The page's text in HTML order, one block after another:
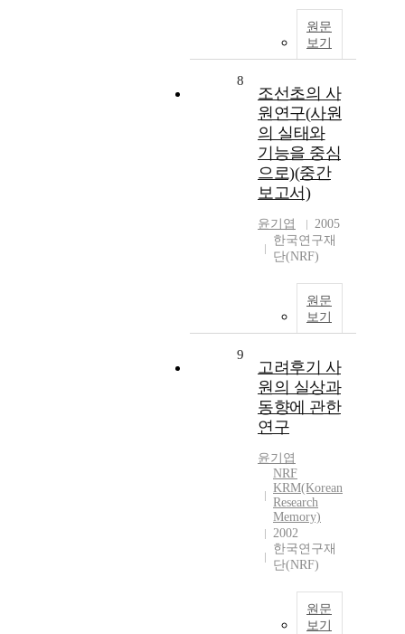
원문
보기
8
조선초의 사
원연구(사원
의 실태와
기능을 중심
으로)(중간
보고서)
윤기엽
2005
한국연구재
단(NRF)
원문
보기
9
고려후기 사
원의 실상과
동향에 관한
연구
윤기엽
NRF
KRM(Korean
Research
Memory)
2002
한국연구재
단(NRF)
원문
보기